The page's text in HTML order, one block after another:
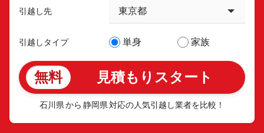
引越し先
引越しタイプ 単身 家族
無料 見積もりスタート
石川県から 静岡県対応の人気引越し業者を比較！